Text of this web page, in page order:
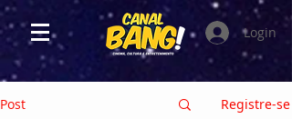
Login
Post Registre-se